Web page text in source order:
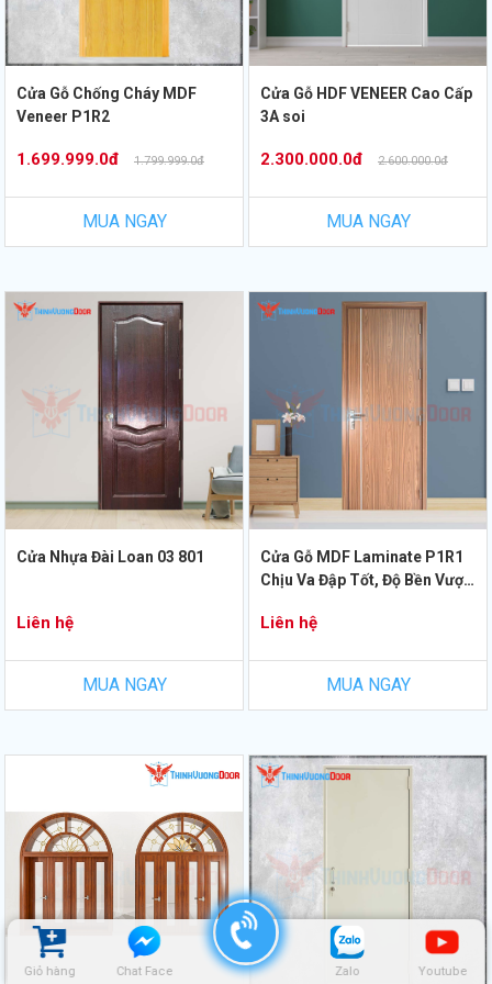
Giỏ hàng Chat Face Zalo Youtube
Cửa Gỗ Chống Cháy MDF
Veneer P1R2
1.699.999.0đ 1.799.999.0đ
MUA NGAY
Cửa Gỗ HDF VENEER Cao Cấp
3A soi
2.300.000.0đ 2.600.000.0đ
MUA NGAY
Cửa Nhựa Đài Loan 03 801
Liên hệ
MUA NGAY
Cửa Gỗ MDF Laminate P1R1
Chịu Va Đập Tốt, Độ Bền Vượt
Liên hệ
MUA NGAY